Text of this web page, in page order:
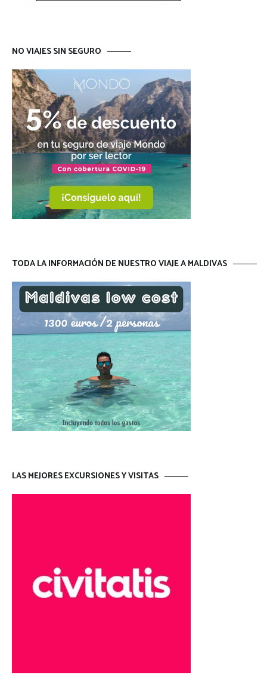
NO VIAJES SIN SEGURO
TODA LA INFORMACIÓN DE NUESTRO VIAJE A MALDIVAS
LAS MEJORES EXCURSIONES Y VISITAS